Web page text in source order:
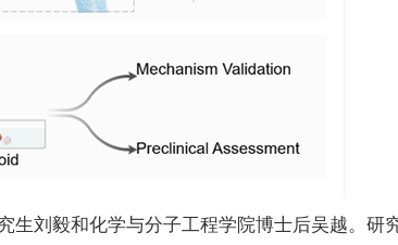
刘毅和化学与分子工程学院博士后吴越。研